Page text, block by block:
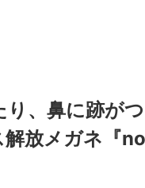
り、鼻に跡が
解放メガネ『